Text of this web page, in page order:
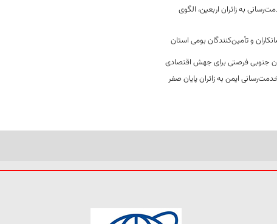
به زائران اربعین، الگوی
و تأمین‌کنندگان بومی استان
جنوبی فرصتی برای جهش اقتصادی
ایمن به زائران پایان صفر